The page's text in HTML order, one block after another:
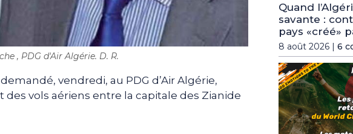
, PDG d'Air Algérie. D. R.
vendredi, au PDG d’Air Algérie,
vols aériens entre la capitale des Zianide
Quand
savante :
pays «créé»
8 août 2026 | 6